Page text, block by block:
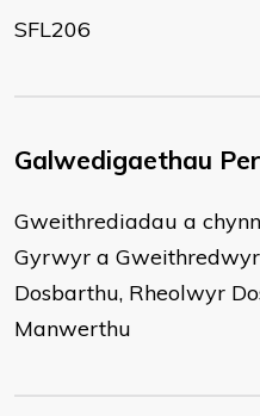
SFL206
Galwedigaethau
Gweithrediadau a
Gyrwyr a
Dosbarthu, Rheolwyr
Manwerthu